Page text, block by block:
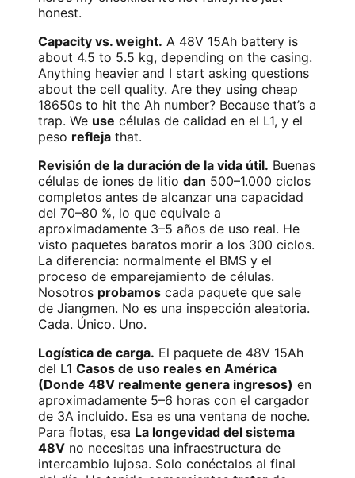
honest.
Capacity vs. weight. A 48V 15Ah battery is
about 4.5 to 5.5 kg, depending on the casing.
Anything heavier and I start asking questions
about the cell quality. Are they using cheap
18650s to hit the Ah number? Because that’s a
trap. We use células de calidad en el L1, y el
peso refleja that.
Revisión de la duración de la vida útil. Buenas
células de iones de litio dan 500–1.000 ciclos
completos antes de alcanzar una capacidad
del 70–80 %, lo que equivale a
aproximadamente 3–5 años de uso real. He
visto paquetes baratos morir a los 300 ciclos.
La diferencia: normalmente el BMS y el
proceso de emparejamiento de células.
Nosotros probamos cada paquete que sale
de Jiangmen. No es una inspección aleatoria.
Cada. Único. Uno.
Logística de carga. El paquete de 48V 15Ah
del L1 Casos de uso reales en América
(Donde 48V realmente genera ingresos) en
aproximadamente 5–6 horas con el cargador
de 3A incluido. Esa es una ventana de noche.
Para flotas, esa La longevidad del sistema
48V no necesitas una infraestructura de
intercambio lujosa. Solo conéctalos al final